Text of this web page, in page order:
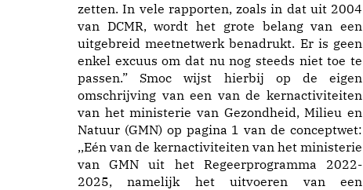
zetten. In vele rapporten, zoals in dat uit 2004
van DCMR, wordt het grote belang van een
uitgebreid meetnetwerk benadrukt. Er is geen
enkel excuus om dat nu nog steeds niet toe te
passen.” Smoc wijst hierbij op de eigen
omschrijving van een van de kernactiviteiten
van het ministerie van Gezondheid, Milieu en
Natuur (GMN) op pagina 1 van de conceptwet:
,,Eén van de kernactiviteiten van het ministerie
van GMN uit het Regeerprogramma 2022-
2025, namelijk het uitvoeren van een